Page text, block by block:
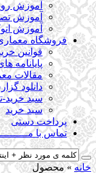
آموزش
آموزش
آموزش
فروشگاه
قوانین
پایانامه
مقالات
دانلود
سبد
سبد خرید
پرداخت دستی
تماس با
خانه»محصول